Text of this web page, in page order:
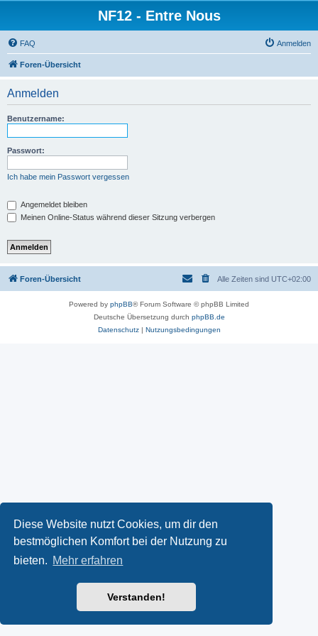
Diese Website nutzt Cookies, um dir den
bestmöglichen Komfort bei der Nutzung zu
bieten. Mehr erfahren
Verstanden!
NF12 - Entre Nous
FAQ Anmelden
Foren-Übersicht
Anmelden
Benutzername:
Passwort:
Ich habe mein Passwort vergessen
Angemeldet bleiben
Meinen Online-Status während dieser Sitzung verbergen
Foren-Übersicht Alle Zeiten sind UTC+02:00
Powered by phpBB® Forum Software © phpBB Limited
Deutsche Übersetzung durch phpBB.de
Datenschutz| Nutzungsbedingungen